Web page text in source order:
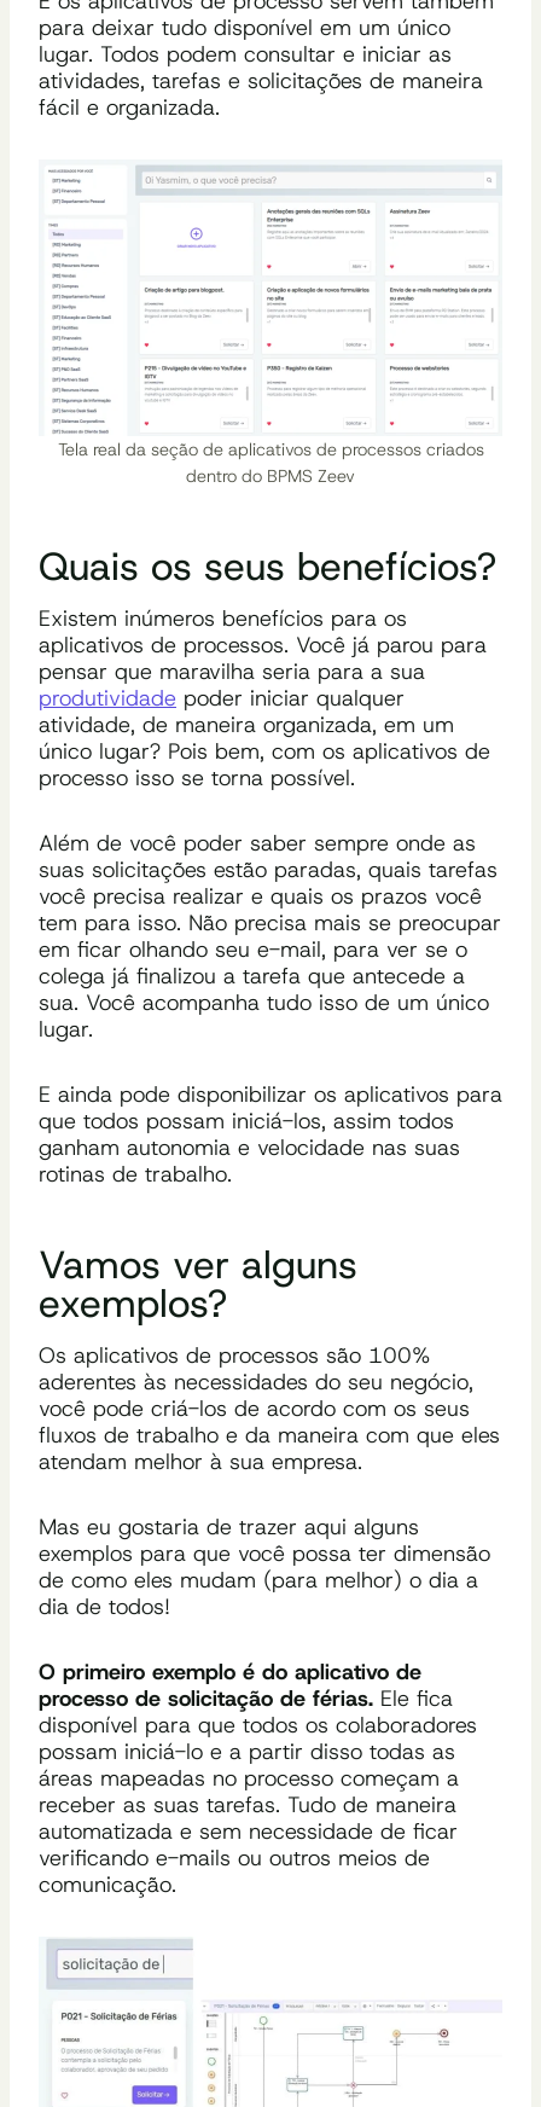
para deixar tudo disponível em um único
lugar. Todos podem consultar e iniciar as
atividades, tarefas e solicitações de maneira
fácil e organizada.
Tela real da seção de aplicativos de processos criados
dentro do BPMS Zeev
Quais os seus benefícios?
Existem inúmeros benefícios para os
aplicativos de processos. Você já parou para
pensar que maravilha seria para a sua
produtividade poder iniciar qualquer
atividade, de maneira organizada, em um
único lugar? Pois bem, com os aplicativos de
processo isso se torna possível.
Além de você poder saber sempre onde as
suas solicitações estão paradas, quais tarefas
você precisa realizar e quais os prazos você
tem para isso. Não precisa mais se preocupar
em ficar olhando seu e-mail, para ver se o
colega já finalizou a tarefa que antecede a
sua. Você acompanha tudo isso de um único
lugar.
E ainda pode disponibilizar os aplicativos para
que todos possam iniciá-los, assim todos
ganham autonomia e velocidade nas suas
rotinas de trabalho.
Vamos ver alguns
exemplos?
Os aplicativos de processos são 100%
aderentes às necessidades do seu negócio,
você pode criá-los de acordo com os seus
fluxos de trabalho e da maneira com que eles
atendam melhor à sua empresa.
Mas eu gostaria de trazer aqui alguns
exemplos para que você possa ter dimensão
de como eles mudam (para melhor) o dia a
dia de todos!
O primeiro exemplo é do aplicativo de
processo de solicitação de férias. Ele fica
disponível para que todos os colaboradores
possam iniciá-lo e a partir disso todas as
áreas mapeadas no processo começam a
receber as suas tarefas. Tudo de maneira
automatizada e sem necessidade de ficar
verificando e-mails ou outros meios de
comunicação.